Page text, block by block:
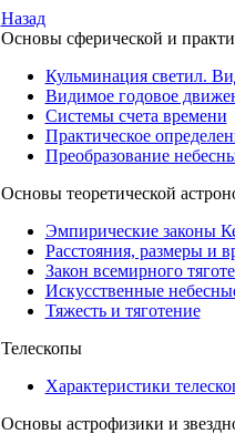
Назад
Основы сферической и
Кульминация светил.
Видимое годовое
Системы счета времени
Практическое
Преобразование
Основы теоретической
Эмпирические законы
Расстояния, размеры и
Закон всемирного
Искусственные
Тяжесть и тяготение
Телескопы
Характеристики
Основы астрофизики и